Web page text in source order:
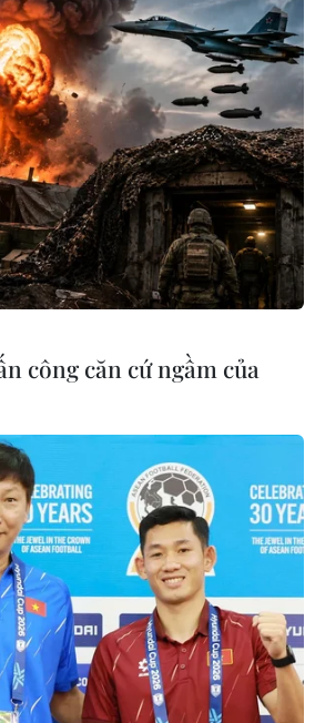
triệu USD nâng cao
y tế
của Chính phủ Việt Nam
cấp dịch vụ y tế.
công căn cứ ngầm của